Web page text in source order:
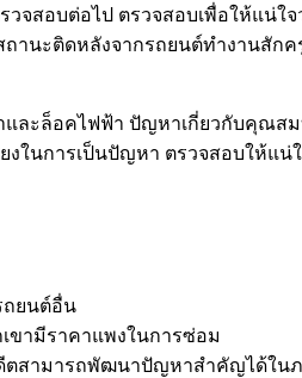
จสอบต่อไป ตรวจสอบเพื่อให้แน่ใ
านะติดหลังจากรถยนต์ทำงานสักค
ละล็อคไฟฟ้า ปัญหาเกี่ยวกับคุณส
ในการเป็นปัญหา ตรวจสอบให้แน่ใ
ถยนต์อื่น
ขามีราคาแพงในการซ่อม
ตสามารถพัฒนาปัญหาสำคัญได้ใน